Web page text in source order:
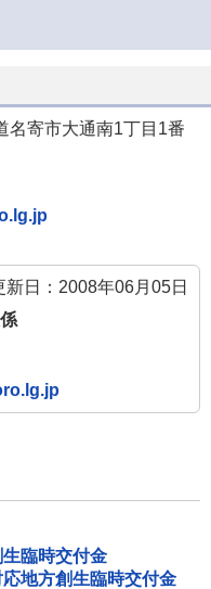
名寄市大通南1丁目1番
新日：2008年06月05日
臨時交付金
地方創生臨時交付金